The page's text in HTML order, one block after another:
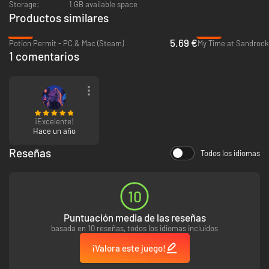
la espada, ¿no? Sabes cómo regar la granja y atravesar las mazmorras.
Sabes mejorar tus atributos y acabar con enemigos cada vez más duros,
¿a que sí? ¡Tú dales un buen mordisco a esas tarjetas y tendrás todo lo
necesario!
Storage:
1 GB available space
Productos similares
Potion Permit - PC & Mac (Steam)
5.69 €My Time at
1 comentarios
¡Excelente!
Hace un año
Reseñas Todos los idiomas
10
Puntuación media de las reseñas
basada en 10 reseñas, todos los idiomas incluidos
¡Valora este juego!